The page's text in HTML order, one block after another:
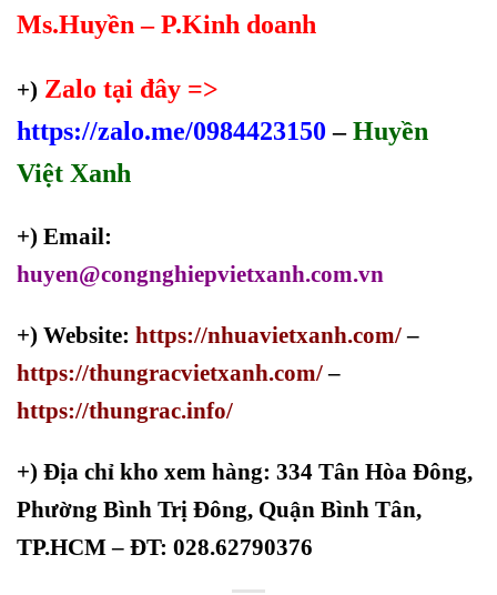
Ms.Huyền – P.Kinh doanh
+) Zalo tại đây =>
https://zalo.me/0984423150 –Huyền
Việt Xanh
+) Email:
huyen@congnghiepvietxanh.com.vn
+) Website: https://nhuavietxanh.com/–
https://thungracvietxanh.com/ –
https://thungrac.info/
+) Địa chỉ kho xem hàng: 334 Tân Hòa Đông,
Phường Bình Trị Đông, Quận Bình Tân,
TP.HCM – ĐT: 028.62790376